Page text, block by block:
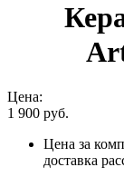
Цена:
1 900 руб.
Цена за
доставка